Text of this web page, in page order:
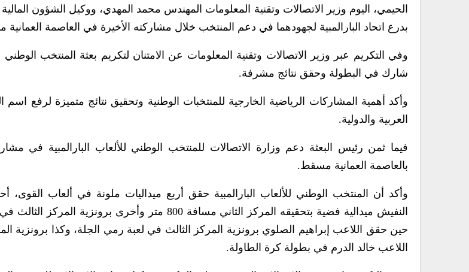
الحيمي، اليوم وزير الاتصالات وتقنية المعلومات المهندس محمد المهدي، ووكيل الشؤون المالية
بدرع اتحاد البارالمبية لجهودهما في دعم المنتخب خلال مشاركته الأخيرة في العاصمة
وفي التكريم عبر وزير الاتصالات وتقنية المعلومات عن الامتنان لتكريم بعثة المنتخب الوطني
شارك في البطولة وحقق نتائج مشرفة.
وأكد أهمية المشاركات الرياضية الخارجية للمنتخبات الوطنية وتحقيق نتائج متميزة لرفع اسم
العربية والدولية.
فيما ثمن رئيس البعثة دعم وزارة الاتصالات للمنتخب الوطني للألعاب البارالمبية في
بالعاصمة العمانية مسقط.
وأكد أن المنتخب الوطني للألعاب البارالمبية حقق أربع ميداليات ملونة في ألعاب القوى،
حين حقق اللاعب إبراهيم الصلوي برونزية المركز الثالث في لعبة رمي الجلة، وكذا برونزية
اللاعب خالد الدرم في بطولة كرة الطاولة.